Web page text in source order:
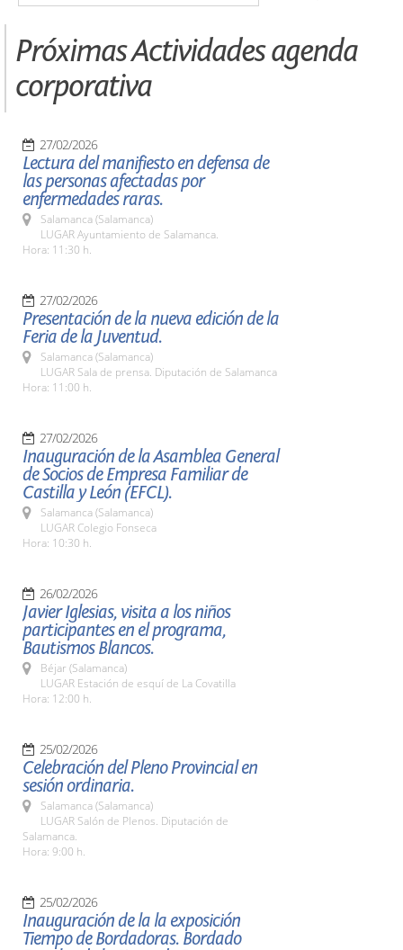
Próximas Actividades agenda
corporativa
27/02/2026
Lectura del manifiesto en defensa de
las personas afectadas por
enfermedades raras.
Salamanca (Salamanca)
LUGAR Ayuntamiento de Salamanca.
Hora: 11:30 h.
27/02/2026
Presentación de la nueva edición de la
Feria de la Juventud.
Salamanca (Salamanca)
LUGAR Sala de prensa. Diputación de Salamanca
Hora: 11:00 h.
27/02/2026
Inauguración de la Asamblea General
de Socios de Empresa Familiar de
Castilla y León (EFCL).
Salamanca (Salamanca)
LUGAR Colegio Fonseca
Hora: 10:30 h.
26/02/2026
Javier Iglesias, visita a los niños
participantes en el programa,
Bautismos Blancos.
Béjar (Salamanca)
LUGAR Estación de esquí de La Covatilla
Hora: 12:00 h.
25/02/2026
Celebración del Pleno Provincial en
sesión ordinaria.
Salamanca (Salamanca)
LUGAR Salón de Plenos. Diputación de
Salamanca.
Hora: 9:00 h.
25/02/2026
Inauguración de la la exposición
Tiempo de Bordadoras. Bordado